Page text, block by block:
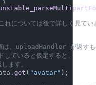
については後で詳しく見てい
は、uploadHandler が返すも
ていると仮定すると、
ます。
get ( "avatar" );